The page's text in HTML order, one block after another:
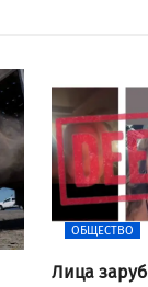
ОБЩЕСТВО
Лица